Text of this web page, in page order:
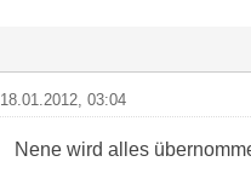
18.01.2012, 03:04
Nene wird alles